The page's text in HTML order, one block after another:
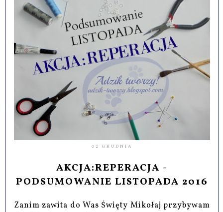
02 GRUDNIA
AKCJA:REPERACJA -
PODSUMOWANIE LISTOPADA 2016
Zanim zawita do Was Święty Mikołaj przybywam